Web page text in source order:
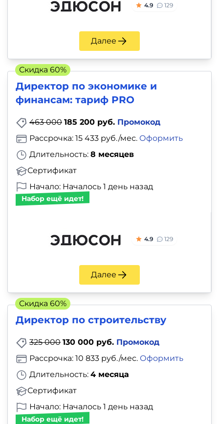
4.9 129
Далее
Директор по экономике и
финансам: тариф PRO
463 000 185 200 руб. Промокод
Длительность: 8 месяцев
Сертификат
Рассрочка: 15 433 руб./мес. Оформить
Начало: Началось 1 день назад
Набор ещё идет!
4.9 129
Далее
Скидка 60%
Директор по строительству
325 000 130 000 руб. Промокод
Длительность: 4 месяца
Сертификат
Рассрочка: 10 833 руб./мес. Оформить
Начало: Началось 1 день назад
Набор ещё идет!
Скидка 60%